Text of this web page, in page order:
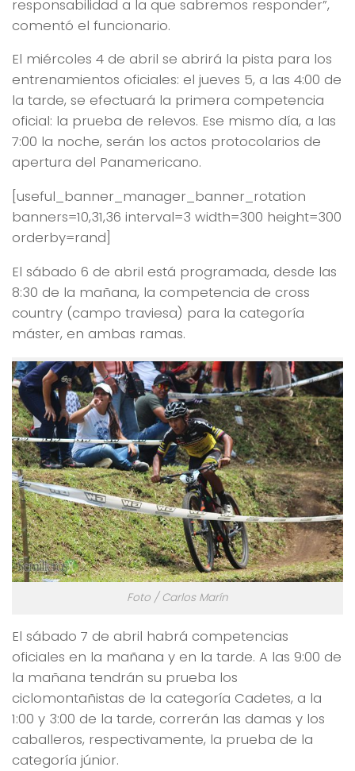
responsabilidad a la que sabremos responder”,
comentó el funcionario.
El miércoles 4 de abril se abrirá la pista para los
entrenamientos oficiales: el jueves 5, a las 4:00 de
la tarde, se efectuará la primera competencia
oficial: la prueba de relevos. Ese mismo día, a las
7:00 la noche, serán los actos protocolarios de
apertura del Panamericano.
[useful_banner_manager_banner_rotation
banners=10,31,36 interval=3 width=300 height=300
orderby=rand]
El sábado 6 de abril está programada, desde las
8:30 de la mañana, la competencia de cross
country (campo traviesa) para la categoría
máster, en ambas ramas.
Foto / Carlos Marín
El sábado 7 de abril habrá competencias
oficiales en la mañana y en la tarde. A las 9:00 de
la mañana tendrán su prueba los
ciclomontañistas de la categoría Cadetes, a la
1:00 y 3:00 de la tarde, correrán las damas y los
caballeros, respectivamente, la prueba de la
categoría júnior.